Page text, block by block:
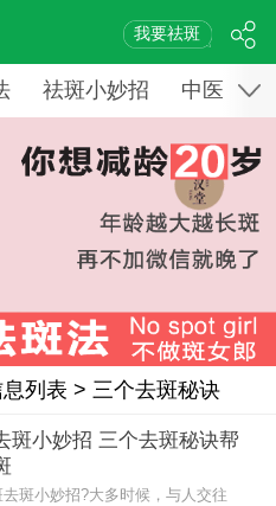
我要祛斑
祛斑小妙招 中医药祛
列表 > 三个去斑秘诀
斑小妙招 三个去斑秘诀帮
小妙招?大多时候，与人交往